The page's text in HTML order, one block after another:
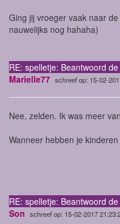
Ging jij vroeger vaak naar
nauwelijks nog hahaha)
RE: spelletje: Beantwoord
Marielle77 schreef op: 15-02-
Nee, zelden. Ik was meer
Wanneer hebben je
RE: spelletje: Beantwoord
Son schreef op: 15-02-2017